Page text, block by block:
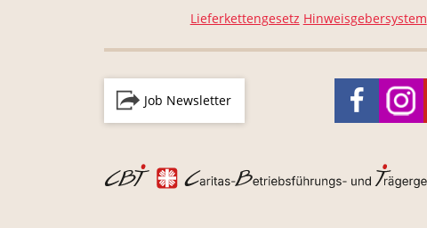
Lieferkettengesetz Hinweisgebersystem
Job Newsletter